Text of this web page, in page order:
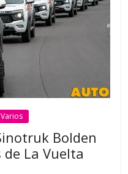
Varios
Bolden
La Vuelta